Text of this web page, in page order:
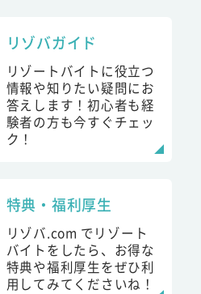
リゾバガイド
リゾートバイトに役立つ
情報や知りたい疑問にお
答えします！初心者も経
験者の方も今すぐチェッ
ク！
特典・福利厚生
リゾバ.com でリゾート
バイトをしたら、お得な
特典や福利厚生をぜひ利
用してみてくださいね！